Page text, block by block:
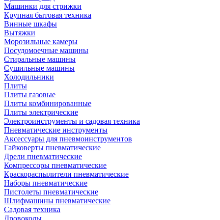
Машинки для стрижки
Крупная бытовая техника
Винные шкафы
Вытяжки
Морозильные камеры
Посудомоечные машины
Стиральные машины
Сушильные машины
Холодильники
Плиты
Плиты газовые
Плиты комбинированные
Плиты электрические
Электроинструменты и садовая техника
Пневматические инструменты
Аксессуары для пневмоинструментов
Гайковерты пневматические
Дрели пневматические
Компрессоры пневматические
Краскораспылители пневматические
Наборы пневматические
Пистолеты пневматические
Шлифмашины пневматические
Садовая техника
Дровоколы